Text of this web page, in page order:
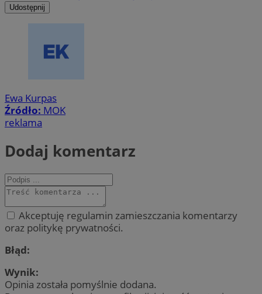
Udostępnij
Ewa Kurpas
Źródło: MOK
reklama
Dodaj komentarz
Akceptuję regulamin zamieszczania komentarzy
oraz politykę prywatności.
Błąd:
Wynik:
Opinia została pomyślnie dodana.